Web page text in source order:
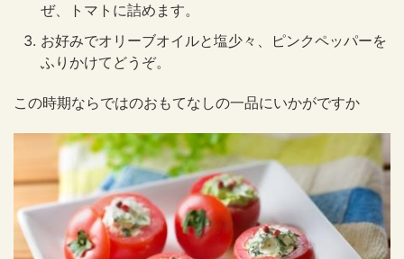
ぜ、トマトに詰めます。
お好みでオリーブオイルと塩少々、ピンクペッパーを
ふりかけてどうぞ。
この時期ならではのおもてなしの一品にいかがですか